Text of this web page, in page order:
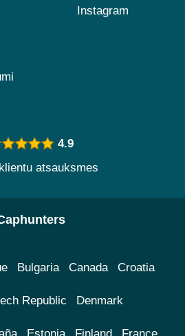
Instagram
4.9
atsauksmes
Bulgaria Canada Croatia
Republic Denmark